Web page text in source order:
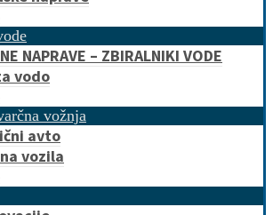
NAPRAVE – ZBIRALNIKI VODE
vodo
vožnja
avto
vozila